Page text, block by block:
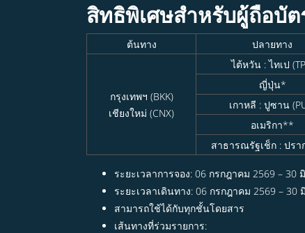
สิทธิพิเศษสำหรับผู้ถือบัต
ต้นทาง ปลายทาง
กรุงเทพฯ (BKK)
เชียงใหม่ (CNX)
ไต้หวัน : ไทเป
ญี่ปุ่น*
เกาหลี : ปูซาน
อเมริกา**
สาธารณรัฐเช็ก : ปรา
ระยะเวลาการจอง: 06 กรกฎาคม 2569 – 30
ระยะเวลาเดินทาง: 06 กรกฎาคม 2569 – 30
สามารถใช้ได้กับทุกชั้นโดยสาร
เส้นทางที่ร่วมรายการ: